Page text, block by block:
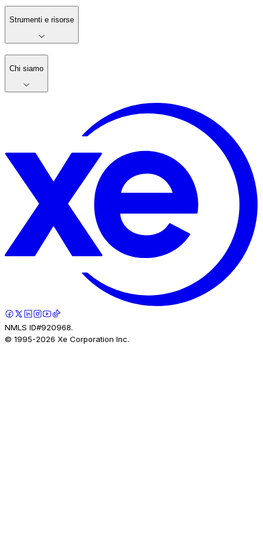
Strumenti e risorse
Chi siamo
NMLS ID#920968.
© 1995-2026 Xe Corporation Inc.